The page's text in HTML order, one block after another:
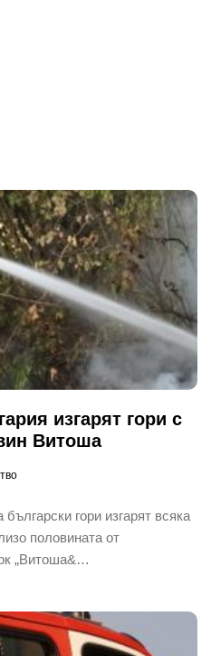
изгарят гори с
Витоша
гори изгарят всяка
половината от
„Витоша&…